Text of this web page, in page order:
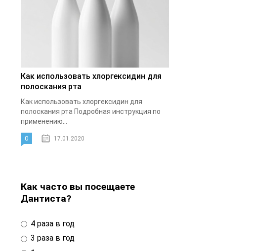
Как использовать хлоргексидин для
полоскания рта
Как использовать хлоргексидин для
полоскания рта Подробная инструкция по
применению...
0 17.01.2020
Как часто вы посещаете
Дантиста?
4 раза в год
3 раза в год